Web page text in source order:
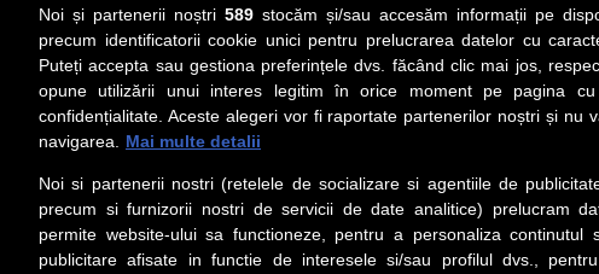
PRIMA PAGINĂ COVER
Social
Urmareste-ne pe Facebook
iarul Financiar
Despre Noi
Contact Redactie
Noi și partenerii noștri 589stocăm și/sau accesăm informații pe
precum identificatorii cookie unici pentru prelucrarea datelor cu
Puteți accepta sau gestiona preferințele dvs. făcând clic mai jos,
opune utilizării unui interes legitim în orice moment pe pagina
confidențialitate. Aceste alegeri vor fi raportate partenerilor noștri și nu
navigarea.
Mai multe detalii
Noi si partenerii nostri (retelele de socializare si agentiile de
precum si furnizorii nostri de servicii de date analitice) prelucram
permite website-ului sa functioneze, pentru a personaliza continutul
publicitare afisate in functie de interesele si/sau profilul dvs.,